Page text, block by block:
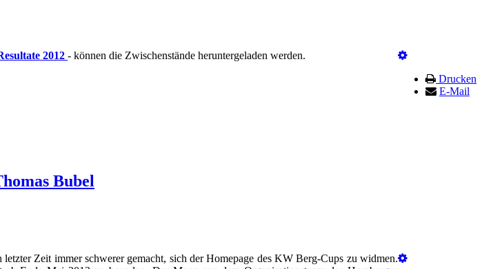
Drucken
E-Mail
2012 - können die Zwischenstände heruntergeladen werden.
Bubel
Zeit immer schwerer gemacht, sich der Homepage des KW Berg-Cups zu widmen.